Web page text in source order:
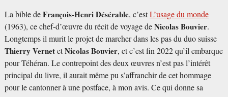
La bible deFrançois-Henri Désérable, c’estL’usage du monde
(1963), ce chef-d’œuvre du récit de voyage deNicolas Bouvier.
Longtemps il murit le projet de marcher dans les pas du duo suisse
Thierry VernetetNicolas Bouvier, et c’est fin 2022 qu’il embarque
pour Téhéran. Le contrepoint des deux œuvres n’est pas l’intérêt
principal du livre, il aurait même pu s’affranchir de cet hommage
pour le cantonner à une postface, à mon avis. Ce qui donne sa